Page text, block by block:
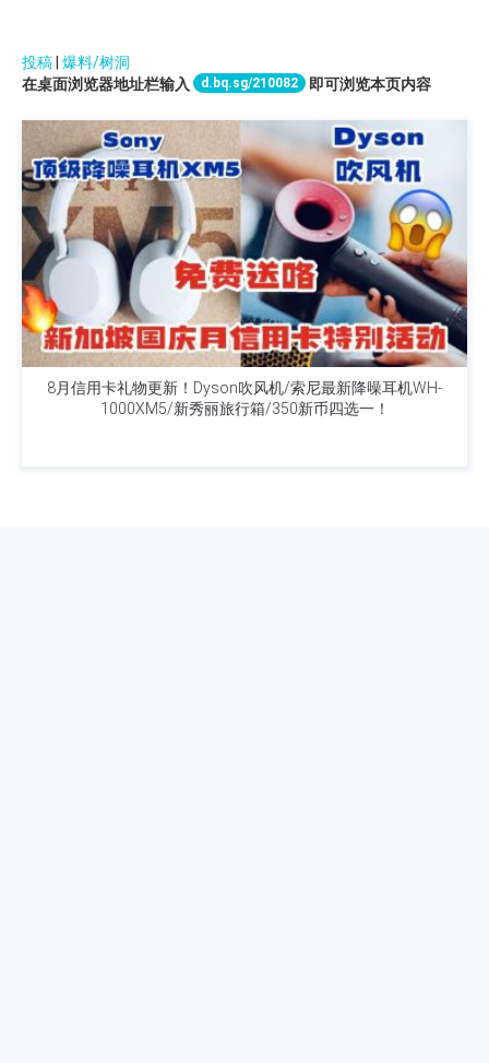
投稿 爆料/树洞
在桌面浏览器地址栏输入
d.bq.sg/210082 即可浏览本页内容
8月信用卡礼物更新！Dyson吹风机/索尼最新降噪耳机WH-
1000XM5/新秀丽旅行箱/350新币四选一！